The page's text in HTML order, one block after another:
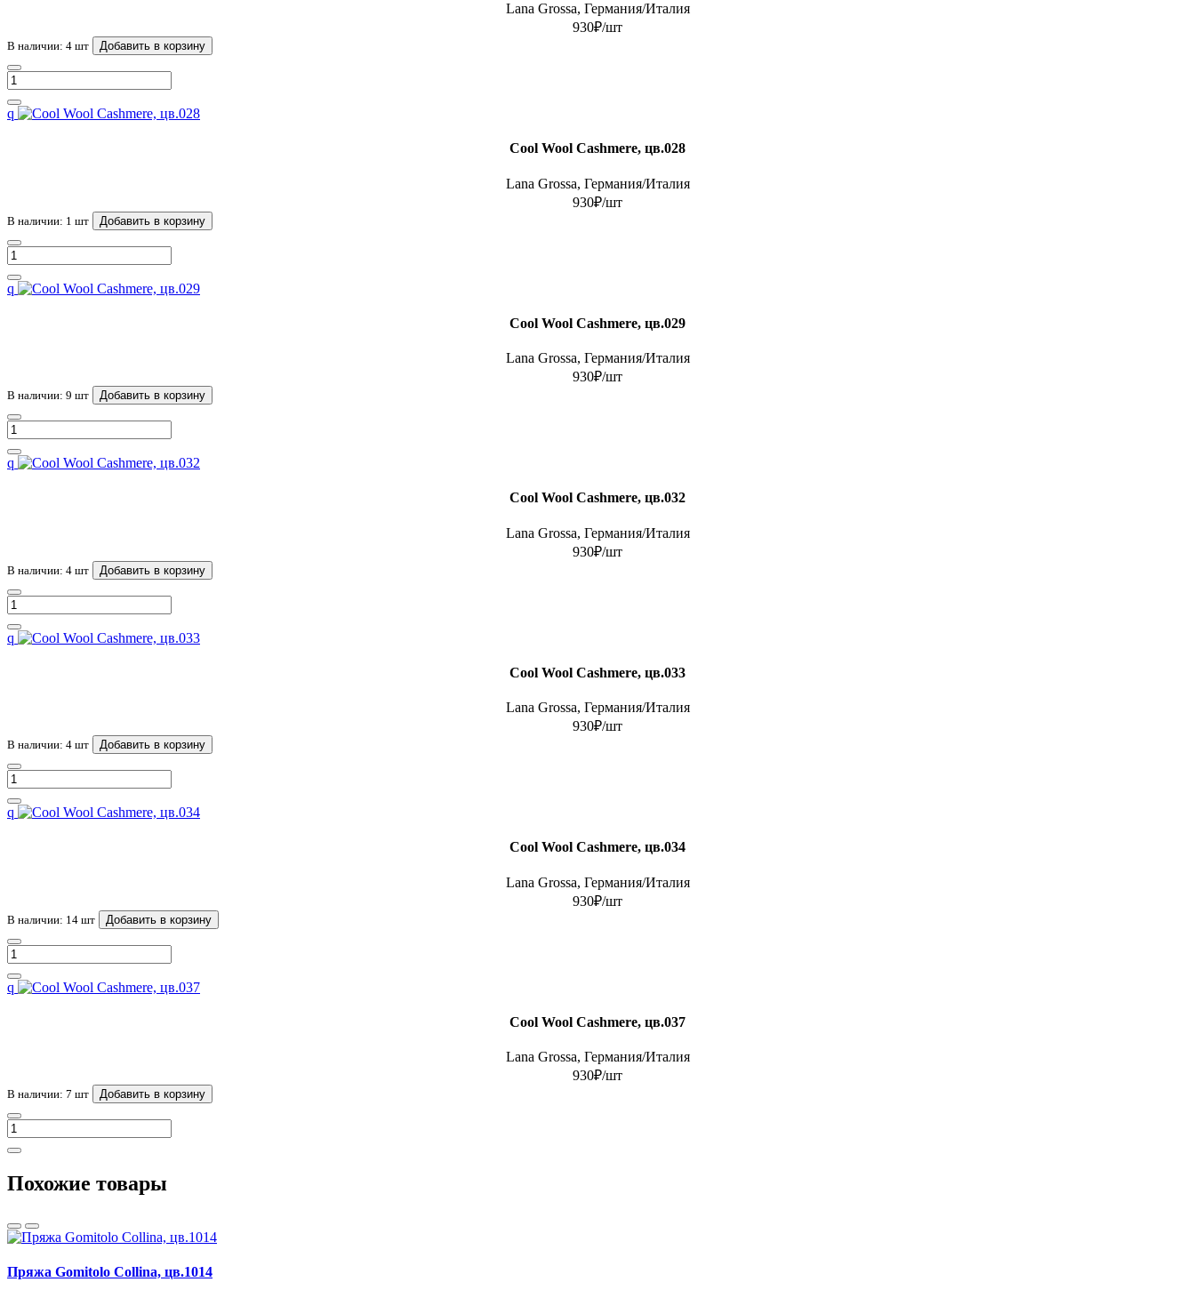
Lana Grossa, Германия/Италия
930₽/шт
В наличии: 4 шт Добавить в корзину
q
Cool Wool Cashmere, цв.028
Lana Grossa, Германия/Италия
930₽/шт
В наличии: 1 шт Добавить в корзину
q
Cool Wool Cashmere, цв.029
Lana Grossa, Германия/Италия
930₽/шт
В наличии: 9 шт Добавить в корзину
q
Cool Wool Cashmere, цв.032
Lana Grossa, Германия/Италия
930₽/шт
В наличии: 4 шт Добавить в корзину
q
Cool Wool Cashmere, цв.033
Lana Grossa, Германия/Италия
930₽/шт
В наличии: 4 шт Добавить в корзину
q
Cool Wool Cashmere, цв.034
Lana Grossa, Германия/Италия
930₽/шт
В наличии: 14 шт Добавить в корзину
q
Cool Wool Cashmere, цв.037
Lana Grossa, Германия/Италия
930₽/шт
В наличии: 7 шт Добавить в корзину
Похожие товары
Пряжа Gomitolo Collina, цв.1014